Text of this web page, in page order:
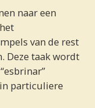
naar een
van de rest
Deze taak wordt
particuliere